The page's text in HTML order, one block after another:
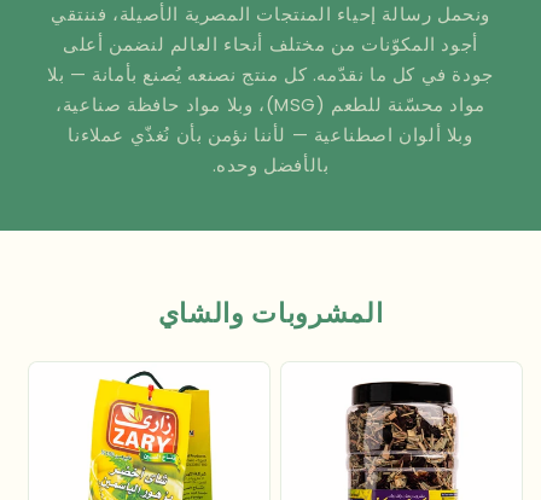
ونحمل رسالة إحياء المنتجات المصرية الأصيلة، فننتقي
أجود المكوّنات من مختلف أنحاء العالم لنضمن أعلى
جودة في كل ما نقدّمه. كل منتج نصنعه يُصنع بأمانة — بلا
مواد محسّنة للطعم (MSG)، وبلا مواد حافظة صناعية،
وبلا ألوان اصطناعية — لأننا نؤمن بأن نُغذّي عملاءنا
بالأفضل وحده.
المشروبات والشاي